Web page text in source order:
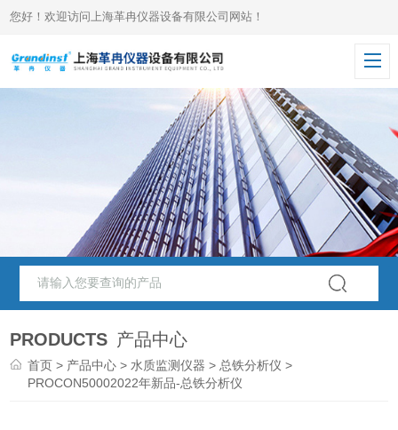
您好！欢迎访问上海革冉仪器设备有限公司网站！
PRODUCTS 产品中心
首页 > 产品中心 > 水质监测仪器 > 总铁分析仪 >
PROCON50002022年新品-总铁分析仪